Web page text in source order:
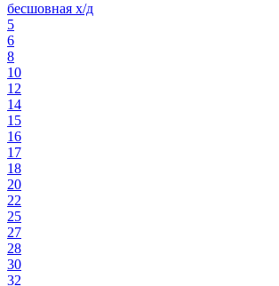
бесшовная х/д
5
6
8
10
12
14
15
16
17
18
20
22
25
27
28
30
32